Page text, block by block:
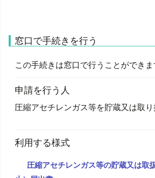
窓口で手続きを行う
この手続きは窓口で行うことができま
申請を行う人
圧縮アセチレンガス等を貯蔵又は取
利用する様式
圧縮アセチレンガス等の貯蔵又は取